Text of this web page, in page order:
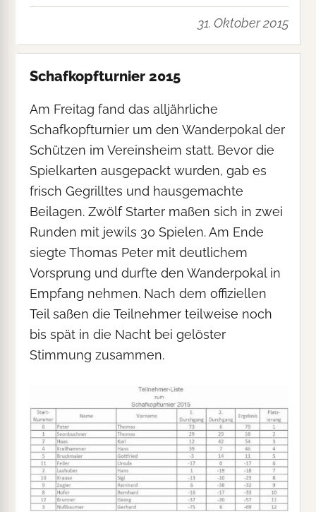
31. Oktober 2015
Schafkopfturnier 2015
Am Freitag fand das alljährliche
Schafkopfturnier um den Wanderpokal der
Schützen im Vereinsheim statt. Bevor die
Spielkarten ausgepackt wurden, gab es
frisch Gegrilltes und hausgemachte
Beilagen. Zwölf Starter maßen sich in zwei
Runden mit jewils 30 Spielen. Am Ende
siegte Thomas Peter mit deutlichem
Vorsprung und durfte den Wanderpokal in
Empfang nehmen. Nach dem offiziellen
Teil saßen die Teilnehmer teilweise noch
bis spät in die Nacht bei gelöster
Stimmung zusammen.